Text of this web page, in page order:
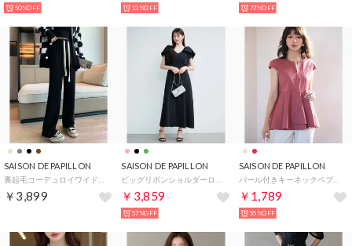
50%OFF 13%OFF 77%OFF
SAISON DE PAPILLON
￥3,899
SAISON DE PAPILLON
￥3,859
57%OFF
SAISON DE PAPILLON
パール付きキーネックペプラムブラウス （レンガ）
￥1,789
55%OFF